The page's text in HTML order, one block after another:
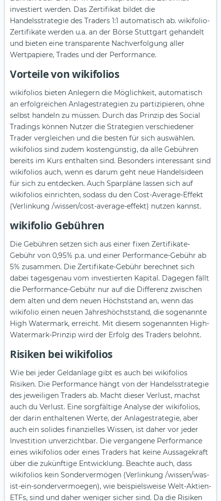
investiert werden. Das Zertifikat bildet die
Handelsstrategie des Traders 1:1 automatisch ab. wikifolio-
Zertifikate werden u.a. an der Börse Stuttgart gehandelt
und bieten eine transparente Nachverfolgung aller
Wertpapiere, Trades und der Performance.
Vorteile von wikifolios
wikifolios bieten Anlegern die Möglichkeit, automatisch
an erfolgreichen Anlagestrategien zu partizipieren, ohne
selbst handeln zu müssen. Durch das Prinzip des Social
Tradings können Nutzer die Strategien verschiedener
Trader vergleichen und die besten für sich auswählen.
wikifolios sind zudem kostengünstig, da alle Gebühren
bereits im Kurs enthalten sind. Besonders interessant sind
wikifolios auch, wenn es darum geht neue Handelsideen
für sich zu entdecken. Auch Sparpläne lassen sich auf
wikifolios einrichten, sodass du den Cost-Average-Effekt
(Verlinkung /wissen/cost-average-effekt) nutzen kannst.
wikifolio Gebühren
Die Gebühren setzen sich aus einer fixen Zertifikate-
Gebühr von 0,95% p.a. und einer Performance-Gebühr ab
5% zusammen. Die Zertifikate-Gebühr berechnet sich
dabei tagesgenau vom investierten Kapital. Dagegen fällt
die Performance-Gebühr nur auf die Differenz zwischen
dem alten und dem neuen Höchststand an, wenn das
wikifolio einen neuen Jahreshöchststand, die sogenannte
High Watermark, erreicht. Mit diesem sogenannten High-
Watermark-Prinzip wird der Erfolg des Traders belohnt.
Risiken bei wikifolios
Wie bei jeder Geldanlage gibt es auch bei wikifolios
Risiken. Die Performance hängt von der Handelsstrategie
des jeweiligen Traders ab. Macht dieser Verlust, machst
auch du Verlust. Eine sorgfältige Analyse der wikifolios,
der darin enthaltenen Werte, der Anlagestrategie, aber
auch ein solides finanzielles Wissen, ist daher vor jeder
Investition unverzichtbar. Die vergangene Performance
eines wikifolios oder eines Traders hat keine Aussagekraft
über die zukünftige Entwicklung. Beachte auch, dass
wikifolios kein Sondervermögen (Verlinkung /wissen/was-
ist-ein-sondervermoegen), wie beispielsweise Welt-Aktien-
ETFs, sind und daher weniger sicher sind. Da die Risiken